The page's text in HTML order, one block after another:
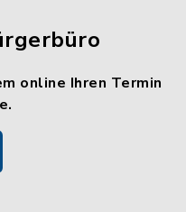
online Ihren Termin